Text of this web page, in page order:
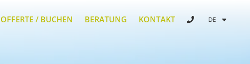
OFFERTE / BUCHEN BERATUNG KONTAKT DE